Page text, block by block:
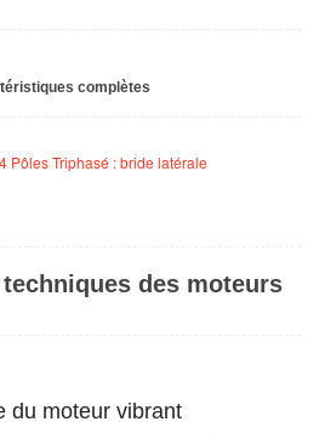
complètes
Pôles Triphasé : bride latérale
des moteurs
du moteur vibrant